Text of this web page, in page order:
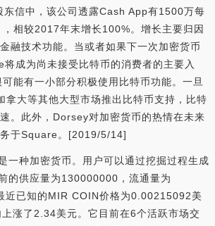
东信中，该公司透露Cash App有1500万每
，相较2017年末增长100%。增长主要归因
融技术功能。当或者如果下一次加密货币
成为尚未接受比特币的消费者的主要入
能有一小部分积极使用比特币功能。一旦
拿大等其他大型市场推出比特币支持，比特
。此外，Dorsey对加密货币的热情在未来
务于Square。[2019/5/14]
一种加密货币。用户可以通过挖掘过程生成
的供应量为130000000，流通量为
已知的MIR COIN价格为0.00215092美
涨了2.34美元。它目前在6个活跃市场交